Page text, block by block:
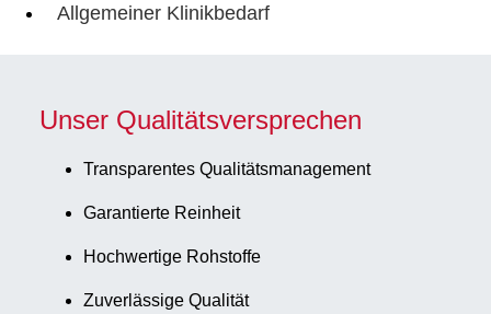
Allgemeiner Klinikbedarf
Unser Qualitätsversprechen
Transparentes Qualitätsmanagement
Garantierte Reinheit
Hochwertige Rohstoffe
Zuverlässige Qualität